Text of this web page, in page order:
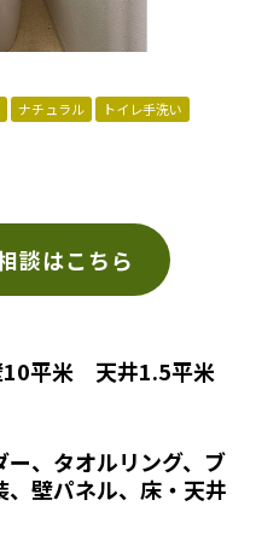
ナチュラル
トイレ手洗い
談はこちら
平米 天井1.5平米
ー、タオルリング、ブ
、壁パネル、床・天井